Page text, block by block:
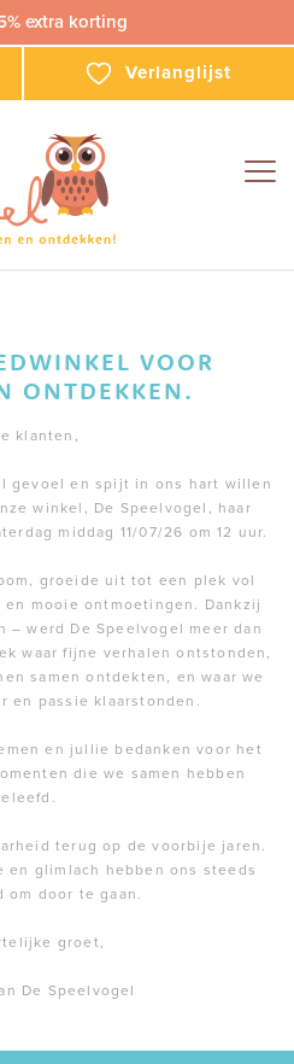
extra korting
Verlanglijst
VOOR
ONTDEKKEN.
klanten,
gevoel en spijt in ons hart willen
winkel, De Speelvogel, haar
middag 11/07/26 om 12 uur.
groeide uit tot een plek vol
mooie ontmoetingen. Dankzij
werd De Speelvogel meer dan
waar fijne verhalen ontstonden,
samen ontdekten, en waar we
en passie klaarstonden.
en jullie bedanken voor het
die we samen hebben
terug op de voorbije jaren.
glimlach hebben ons steeds
om door te gaan.
groet,
De Speelvogel